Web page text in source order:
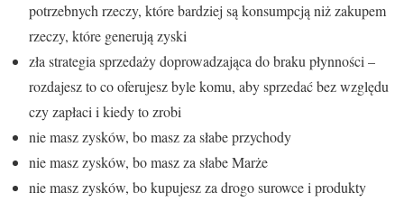
potrzebnych rzeczy, które bardziej są konsumpcją niż zakupem
rzeczy, które generują zyski
zła strategia sprzedaży doprowadzająca do braku płynności –
rozdajesz to co oferujesz byle komu, aby sprzedać bez względu
czy zapłaci i kiedy to zrobi
nie masz zysków, bo masz za słabe przychody
nie masz zysków, bo masz za słabe Marże
nie masz zysków, bo kupujesz za drogo surowce i produkty